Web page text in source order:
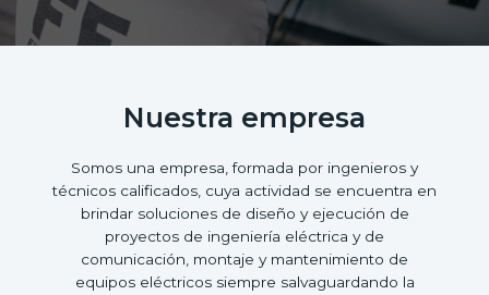
Nuestra empresa
Somos una empresa, formada por ingenieros y
técnicos calificados, cuya actividad se encuentra en
brindar soluciones de diseño y ejecución de
proyectos de ingeniería eléctrica y de
comunicación, montaje y mantenimiento de
equipos eléctricos siempre salvaguardando la